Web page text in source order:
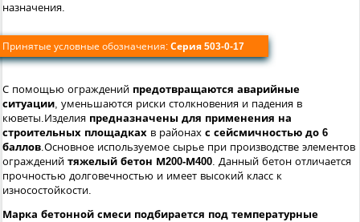
назначения.
Принятые условные обозначения: Серия 503-0-17
С помощью ограждений предотвращаются аварийные
ситуации, уменьшаются риски столкновения и падения в
кюветы.Изделия предназначены для применения на
строительных площадках в районах с сейсмичностью до 6
баллов.Основное используемое сырье при производстве элементов
ограждений тяжелый бетон М200-М400. Данный бетон отличается
прочностью долговечностью и имеет высокий класс к
износостойкости.
Марка бетонной смеси подбирается под температурные